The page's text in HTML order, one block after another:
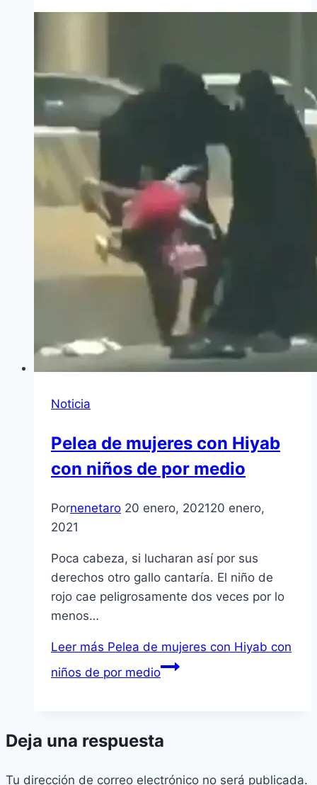
Noticia
Pelea de mujeres con Hiyab
con niños de por medio
Pornenetaro 20 enero, 202120 enero,
2021
Poca cabeza, si lucharan así por sus
derechos otro gallo cantaría. El niño de
rojo cae peligrosamente dos veces por lo
menos…
Leer más Pelea de mujeres con Hiyab con
niños de por medio
Deja una respuesta
Tu dirección de correo electrónico no será publicada.